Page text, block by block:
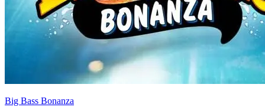
Big Bass Bonanza